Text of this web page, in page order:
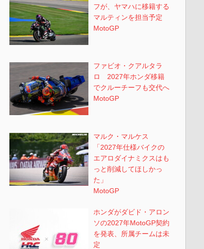
フが、ヤマハに移籍する
マルティンを担当予定
MotoGP
ファビオ・クアルタラ
ロ 2027年ホンダ移籍
でクルーチーフも交代へ
MotoGP
マルク・マルケス
「2027年仕様バイクの
エアロダイナミクスはも
っと削減してほしかっ
た」
MotoGP
ホンダがダビド・アロン
ソの2027年MotoGP契約
を発表、所属チームは未
定